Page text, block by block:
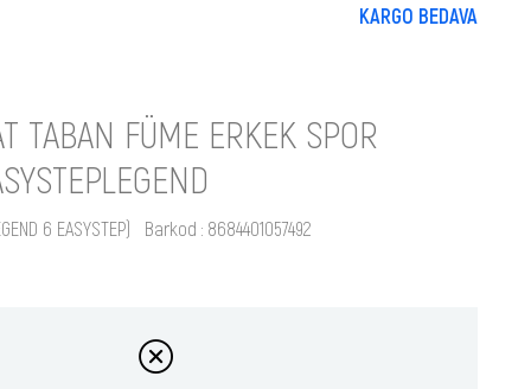
KARGO BEDAVA
TABAN FÜME ERKEK SPOR
6 EASYSTEP) Barkod : 8684401057492